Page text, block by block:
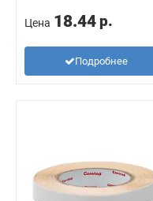
Цена 18.44 р.
Подробнее